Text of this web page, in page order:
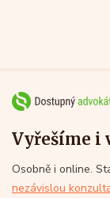
Vyřešíme i
Osobně i online.
nezávislou